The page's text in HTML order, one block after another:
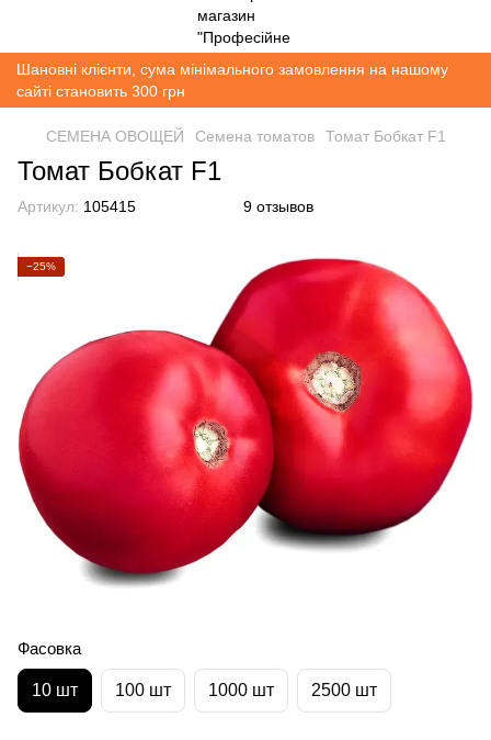
Шановні клієнти, сума мінімального замовлення на нашому
сайті становить 300 грн
СЕМЕНА ОВОЩЕЙ Семена томатов Томат Бобкат F1
Томат Бобкат F1
Артикул: 105415 9 отзывов
−25%
Фасовка
10 шт 100 шт 1000 шт 2500 шт